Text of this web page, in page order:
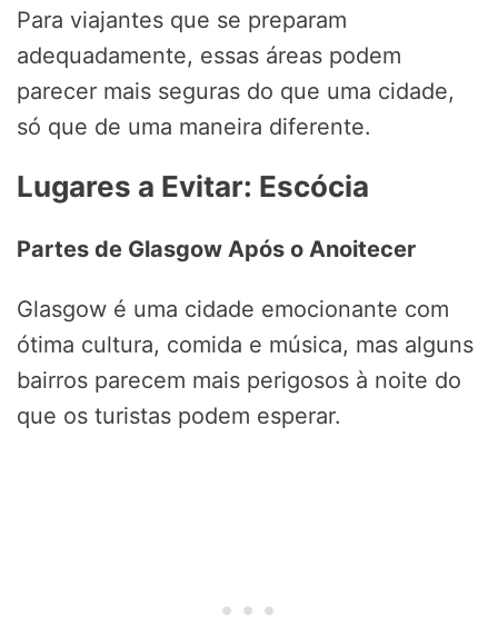
Para viajantes que se preparam
adequadamente, essas áreas podem
parecer mais seguras do que uma cidade,
só que de uma maneira diferente.
Lugares a Evitar: Escócia
Partes de Glasgow Após o Anoitecer
Glasgow é uma cidade emocionante com
ótima cultura, comida e música, mas alguns
bairros parecem mais perigosos à noite do
que os turistas podem esperar.